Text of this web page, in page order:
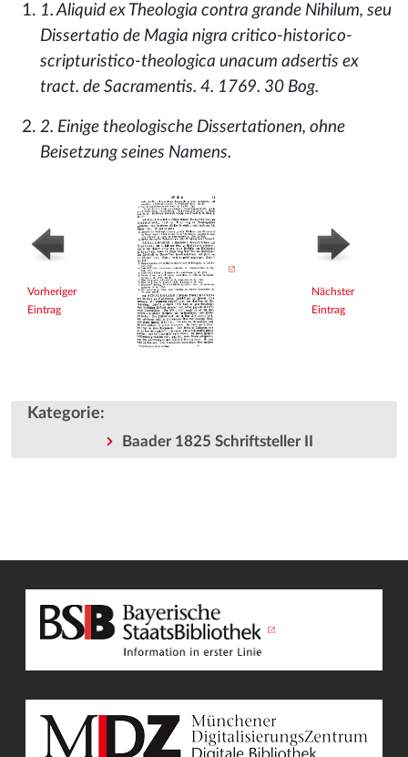
1. Aliquid ex Theologia contra grande Nihilum, seu
Dissertatio de Magia nigra critico-historico-
scripturistico-theologica unacum adsertis ex
tract. de Sacramentis. 4. 1769. 30 Bog.
2. Einige theologische Dissertationen, ohne
Beisetzung seines Namens.
Vorheriger
Eintrag
Nächster
Eintrag
Kategorie:
Baader 1825 Schriftsteller II